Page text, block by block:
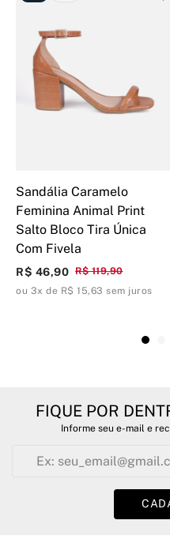
Sandália Caramelo
Feminina Animal Print
Salto Bloco Tira Única
Com Fivela
R$ 119,90
R$ 46,90
ou 3x de R$ 15,63 sem juros
FIQUE POR
Informe seu e-mail e